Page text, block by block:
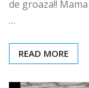
Ca intr-un film
de groaza!!
…